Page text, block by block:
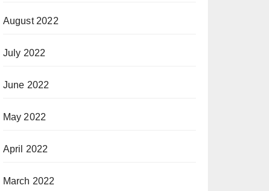
August 2022
July 2022
June 2022
May 2022
April 2022
March 2022